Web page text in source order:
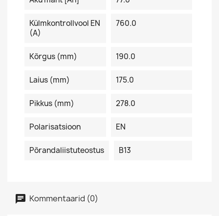
Külmkontrollvool EN
(A)
760.0
Kõrgus (mm) 190.0
Laius (mm) 175.0
Pikkus (mm) 278.0
Polarisatsioon EN
Põrandaliistuteostus B13
Kommentaarid (0)